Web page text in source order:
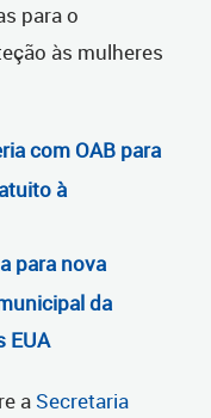
para o
às mulheres
com OAB para
à
para nova
da
EUA
a Secretaria